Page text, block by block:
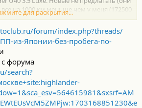
все на 1000 км меньше чем у меня (172500
для раскрытия...
forum/index.php?threads/
из-Японии-без-пробега-по-
форума
search?